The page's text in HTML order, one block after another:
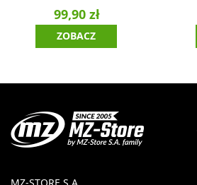
99,90 zł
ZOBACZ
MZ-STORE S.A.